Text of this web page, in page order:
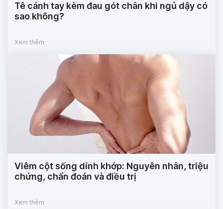
Tê cánh tay kèm đau gót chân khi ngủ dậy có
sao không?
Xem thêm
Viêm cột sống dính khớp: Nguyên nhân, triệu
chứng, chẩn đoán và điều trị
Xem thêm